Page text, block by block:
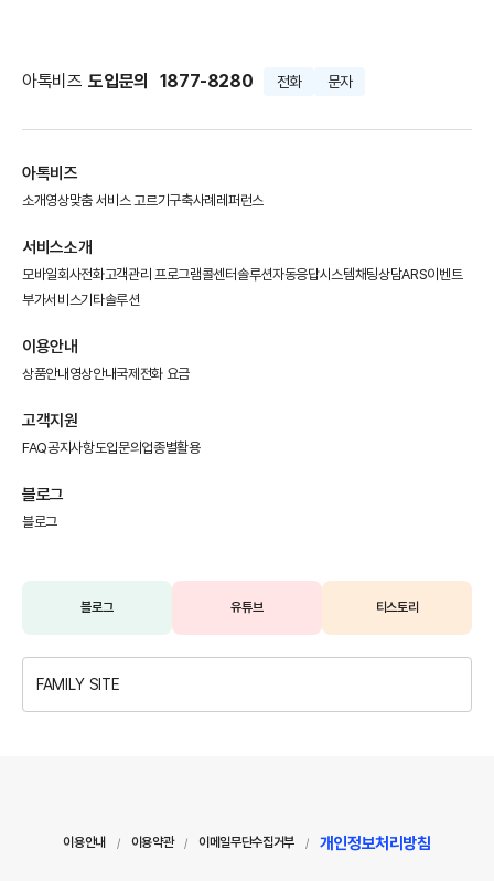
아톡비즈 도입문의 1877-8280 전화 문자
아톡비즈
소개영상맞춤 서비스 고르기구축사례레퍼런스
서비스소개
모바일회사전화고객관리 프로그램콜센터솔루션자동응답시스템채팅상담ARS이벤트
부가서비스기타솔루션
이용안내
상품안내영상안내국제전화 요금
고객지원
FAQ공지사항도입문의업종별활용
블로그
블로그
블로그 유튜브 티스토리
FAMILY SITE
이용안내 / 이용약관 / 이메일무단수집거부 / 개인정보처리방침